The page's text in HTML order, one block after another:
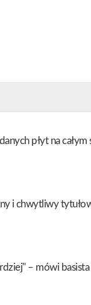
płyt na
i chwytliwy
– mówi